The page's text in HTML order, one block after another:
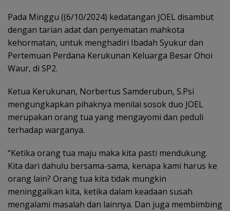
Pada Minggu ((6/10/2024) kedatangan JOEL disambut
dengan tarian adat dan penyematan mahkota
kehormatan, untuk menghadiri Ibadah Syukur dan
Pertemuan Perdana Kerukunan Keluarga Besar Ohoi
Waur, di SP2.
Ketua Kerukunan, Norbertus Samderubun, S.Psi
mengungkapkan pihaknya menilai sosok duo JOEL
merupakan orang tua yang mengayomi dan peduli
terhadap warganya.
“Ketika orang tua maju maka kita pasti mendukung.
Kita dari dahulu bersama-sama, kenapa kami harus ke
orang lain? Orang tua kita tidak mungkin
meninggalkan kita, ketika dalam keadaan susah
mengalami masalah dan lainnya. Dan juga membimbing